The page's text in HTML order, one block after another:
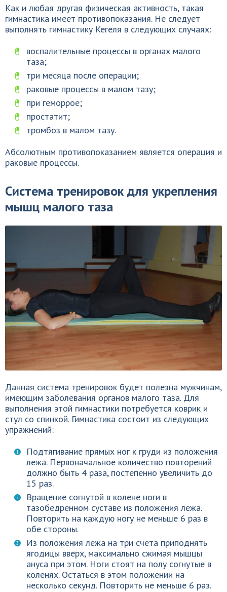
Как и любая другая физическая активность, такая
гимнастика имеет противопоказания. Не следует
выполнять гимнастику Кегеля в следующих случаях:
воспалительные процессы в органах малого
таза;
три месяца после операции;
раковые процессы в малом тазу;
при геморрое;
простатит;
тромбоз в малом тазу.
Абсолютным противопоказанием является операция и
раковые процессы.
Система тренировок для укрепления
мышц малого таза
Данная система тренировок будет полезна мужчинам,
имеющим заболевания органов малого таза. Для
выполнения этой гимнастики потребуется коврик и
стул со спинкой. Гимнастика состоит из следующих
упражнений:
Подтягивание прямых ног к груди из положения
лежа. Первоначальное количество повторений
должно быть 4 раза, постепенно увеличить до
15 раз.
Вращение согнутой в колене ноги в
тазобедренном суставе из положения лежа.
Повторить на каждую ногу не меньше 6 раз в
обе стороны.
Из положения лежа на три счета приподнять
ягодицы вверх, максимально сжимая мышцы
ануса при этом. Ноги стоят на полу согнутые в
коленях. Остаться в этом положении на
несколько секунд. Повторить не меньше 6 раз.